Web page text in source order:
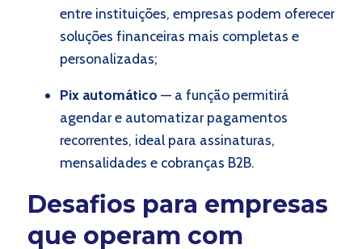
entre instituições, empresas podem oferecer
soluções financeiras mais completas e
personalizadas;
Pix automático — a função permitirá
agendar e automatizar pagamentos
recorrentes, ideal para assinaturas,
mensalidades e cobranças B2B.
Desafios para empresas
que operam com